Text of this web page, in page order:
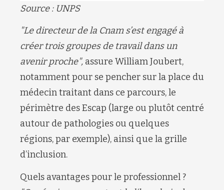
Source : UNPS
"Le directeur de la Cnam s’est engagé à
créer trois groupes de travail dans un
avenir proche", assure William Joubert,
notamment pour se pencher sur la place du
médecin traitant dans ce parcours, le
périmètre des Escap (large ou plutôt centré
autour de pathologies ou quelques
régions, par exemple), ainsi que la grille
d’inclusion.
Quels avantages pour le professionnel ?